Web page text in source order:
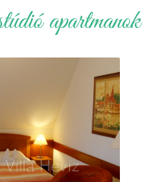
apartmanok